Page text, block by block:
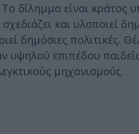
δίλημμα είναι κράτος
και υλοποιεί
δημόσιες πολιτικές.
επιπέδου
μηχανισμούς.